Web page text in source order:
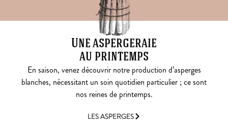
Une aspergeraie
au printemps
En saison, venez découvrir notre production d’asperges
blanches, nécessitant un soin quotidien particulier ; ce sont
nos reines de printemps.
LES ASPERGES